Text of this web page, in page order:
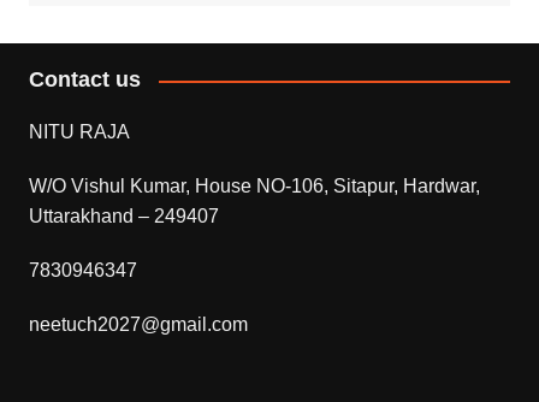
Contact us
NITU RAJA
W/O Vishul Kumar, House NO-106, Sitapur, Hardwar,
Uttarakhand – 249407
7830946347
neetuch2027@gmail.com